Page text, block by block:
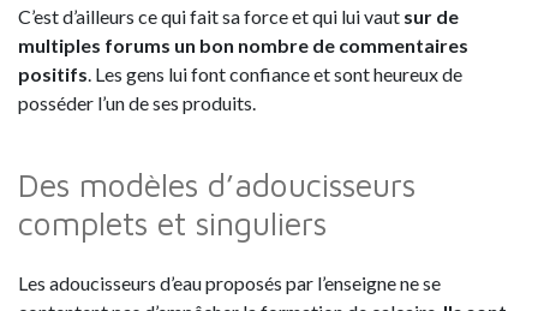
C’est d’ailleurs ce qui fait sa force et qui lui vaut sur de
multiples forums un bon nombre de commentaires
positifs . Les gens lui font confiance et sont heureux de
posséder l’un de ses produits.
Des modèles d’adoucisseurs
complets et singuliers
Les adoucisseurs d’eau proposés par l’enseigne ne se